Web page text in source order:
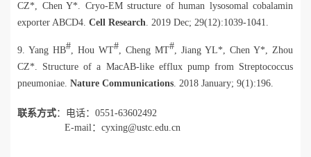
CZ*, Chen Y*. Cryo-EM structure of human lysosomal cobalamin
exporter ABCD4. Cell Research. 2019 Dec; 29(12):1039-1041.
9. Yang HB# , Hou WT# , Cheng MT# , Jiang YL*, Chen Y*, Zhou
CZ*. Structure of a MacAB-like efflux pump from Streptococcus
pneumoniae. Nature Communications . 2018 January; 9(1):196.
联系方式：电话：0551-63602492
E-mail： cyxing@ustc.edu.cn